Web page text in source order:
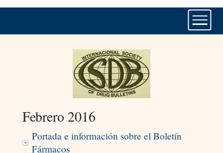
Febrero 2016
Portada e información sobre el Boletín
Fármacos